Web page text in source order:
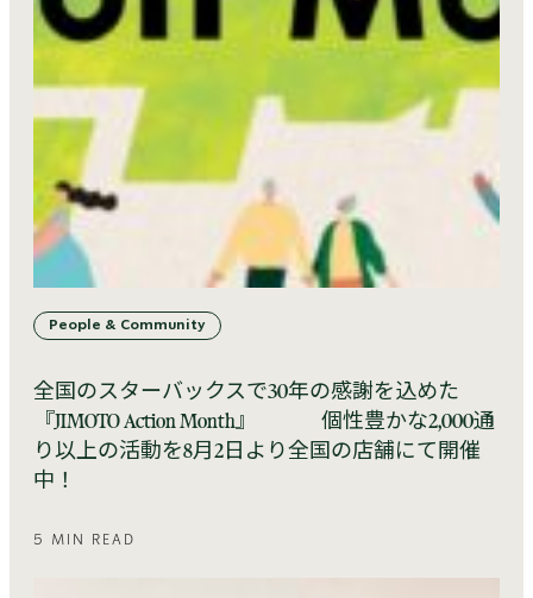
People & Community
全国のスターバックスで30年の感謝を込めた
『JIMOTO Action Month』 個性豊かな2,000通
り以上の活動を8月2日より全国の店舗にて開催
中！
5 MIN READ